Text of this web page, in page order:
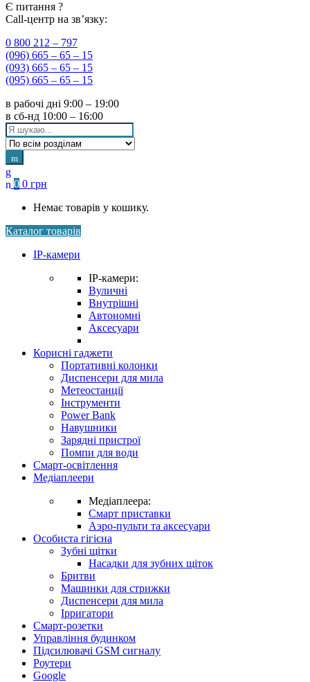
Є питання ?
Call-центр на зв’язку:
0 800 212 – 797
(096) 665 – 65 – 15
(093) 665 – 65 – 15
(095) 665 – 65 – 15
в рабочі дні 9:00 – 19:00
в сб-нд 10:00 – 16:00
Search
for:
0 0 грн
Немає товарів у кошику.
Каталог товарів
IP-камери
IP-камери:
Вуличні
Внутрішні
Автономні
Аксесуари
Корисні гаджети
Портативні колонки
Диспенсери для мила
Метеостанції
Інструменти
Power Bank
Навушники
Зарядні пристрої
Помпи для води
Смарт-освітлення
Медіаплеери
Медіаплеера:
Смарт приставки
Аэро-пульти та аксесуари
Особиста гігієна
Зубні щітки
Насадки для зубних щіток
Бритви
Машинки для стрижки
Диспенсери для мила
Ірригатори
Смарт-розетки
Управління будинком
Підсилювачі GSM сигналу
Роутери
Google